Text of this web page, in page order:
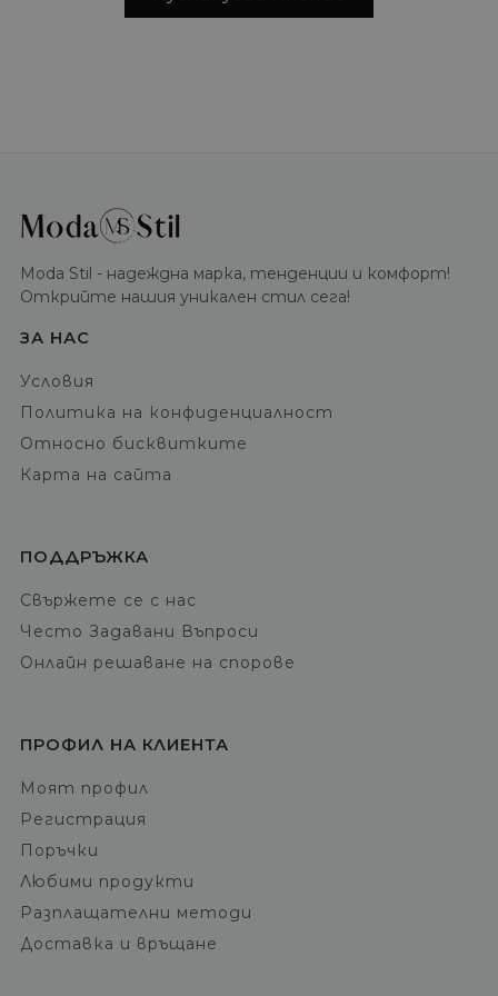
Moda Stil - надеждна марка, тенденции и комфорт!
Открийте нашия уникален стил сега!
ЗА НАС
Условия
Политика на конфиденциалност
Относно бисквитките
Карта на сайта
ПОДДРЪЖКА
Свържете се с нас
Често Задавани Въпроси
Онлайн решаване на спорове
ПРОФИЛ НА КЛИЕНТА
Моят профил
Регистрация
Поръчки
Любими продукти
Разплащателни методи
Доставка и връщане